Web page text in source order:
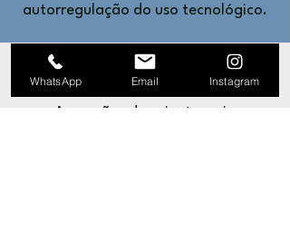
autorregulação do uso tecnológico.
FUNCIONAMENTO
As sessões de psicoterapia
WhatsApp Email Instagram